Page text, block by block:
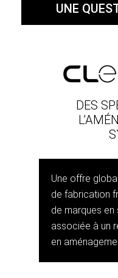
UNE
DES
Une offre
de fabrication
de marques en
associée à un
en